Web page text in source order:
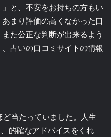
」と、不安をお持ちの方もい
まり評価の高くなかった口
た公正な判断が出来るよう
占いの口コミサイトの情報
ど当たっていました。人生
的確なアドバイスをくれ